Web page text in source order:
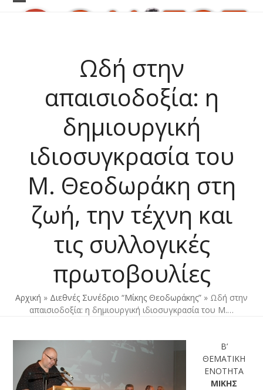
Skip
Open
Close
Ωδή στην
απαισιοδοξία: η
δημιουργική
ιδιοσυγκρασία του
Μ. Θεοδωράκη στη
ζωή, την τέχνη και
τις συλλογικές
πρωτοβουλίες
Αρχική » Διεθνές Συνέδριο “Μίκης Θεοδωράκης” » Ωδή στην
απαισιοδοξία: η δημιουργική ιδιοσυγκρασία του Μ.…
Β’
ΘΕΜΑΤΙΚΗ
ΕΝΟΤΗΤΑ
ΜΙΚΗΣ